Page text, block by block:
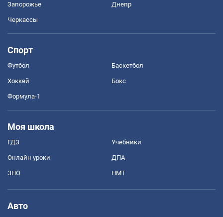
Запорожье Днепр
Черкассы
Спорт
Футбол Баскетбол
Хоккей Бокс
Формула-1
Моя школа
ГДЗ Учебники
Онлайн уроки ДПА
ЗНО НМТ
Авто